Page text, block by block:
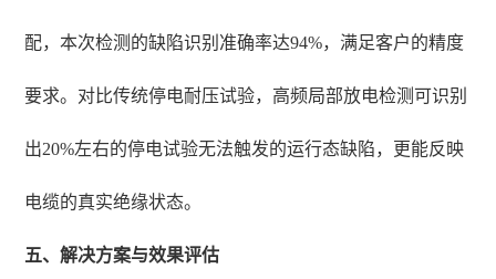
配，本次检测的缺陷识别准确率达94%，满足客户的精度
要求。对比传统停电耐压试验，高频局部放电检测可识别
出20%左右的停电试验无法触发的运行态缺陷，更能反映
电缆的真实绝缘状态。
五、解决方案与效果评估